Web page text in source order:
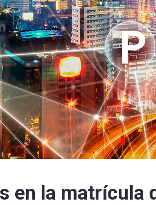
en la matrícula